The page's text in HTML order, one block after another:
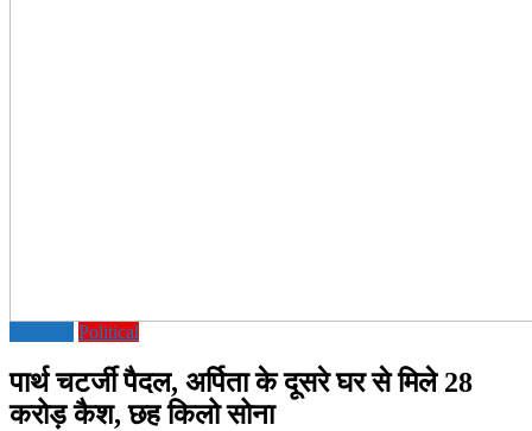
Political
पार्थ चटर्जी पैदल, अर्पिता के दूसरे घर से मिले 28
करोड़ कैश, छह किलो सोना